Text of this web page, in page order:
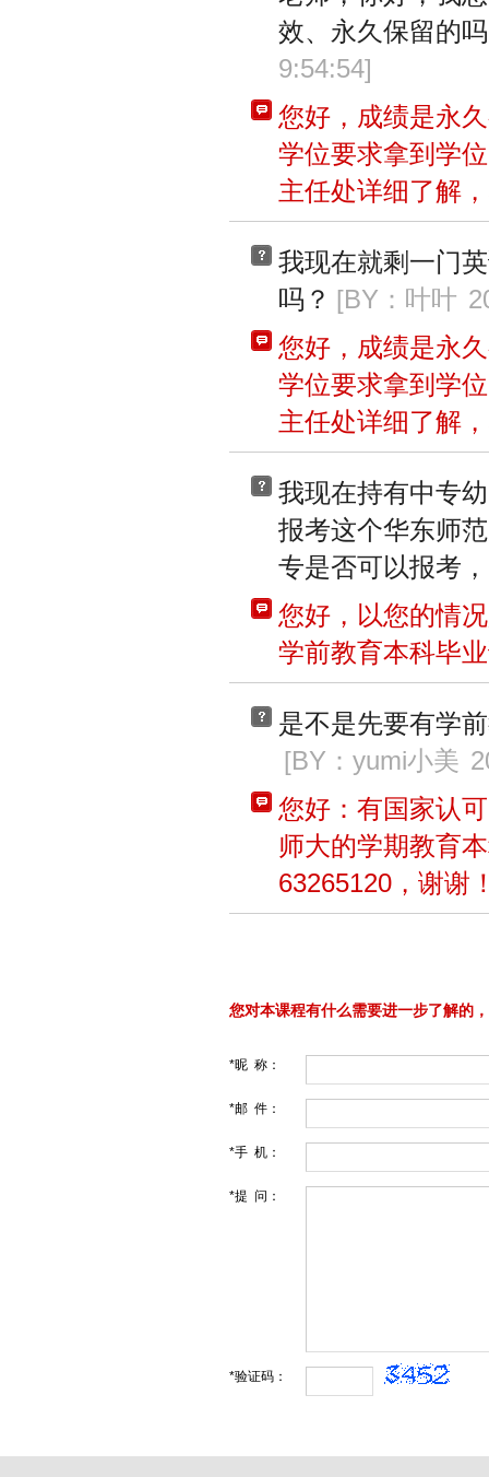
效、永久保留的
9:54:54]
您好，成绩是永
学位要求拿到学
主任处详细了解
我现在就剩一门
吗？ [BY：叶叶
您好，成绩是永
学位要求拿到学
主任处详细了解
我现在持有中专
报考这个华东师
专是否可以报考，
您好，以您的情
学前教育本科毕
是不是先要有学
[BY：yumi小美
您好：有国家认
师大的学期教育
63265120，谢谢
您对本课程有什么需要进一步了解的
*昵 称：
*邮 件：
*手 机：
*提 问：
*验证码：